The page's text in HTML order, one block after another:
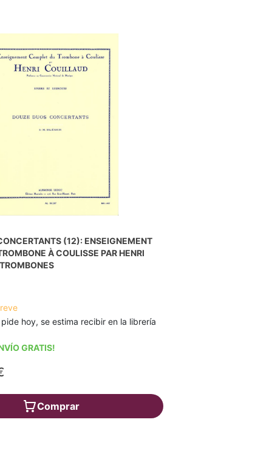
(12): ENSEIGNEMENT
À COULISSE PAR HENRI
hoy, se estima recibir en la librería
GRATIS!
Comprar